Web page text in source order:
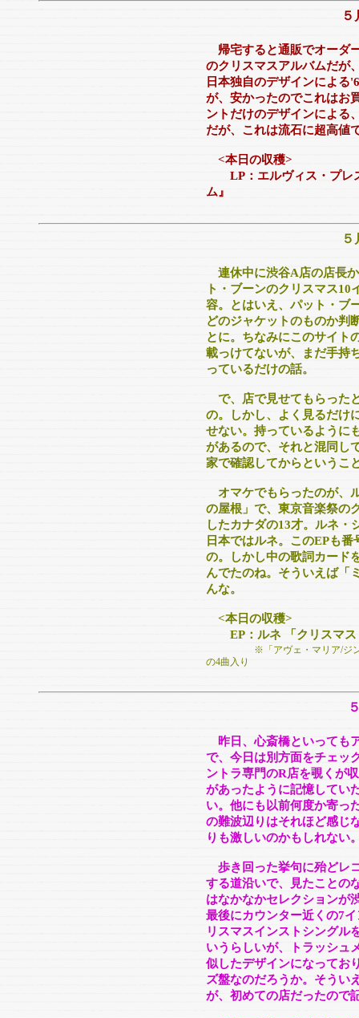
帰宅すると通販でオーダ
のクリスマスアルバムだが
日本独自のデザインによる
が、安かったのでこれはお
ントだけのデザインによる
だが、これは流石に超高値
<本日の収穫>
LP：エルヴィス・プレ
ム』
連休中に渋谷A店の店長
ト・ブーンのクリスマス
容。とはいえ、パット・ブ
どのジャケットのものか判
とに。ちなみにこのサイト
載っけてないが、まだ手持
っているだけの話。
で、店で見せてもらった
の。しかし、よく見るだけ
せない。持っているように
があるので、それと混同し
家で確認してからというこ
オマケでもらったのが、
の屋根」で、東京音楽祭の
したカナダの13才。ルネ・
日本ではルネ。このEPも
の。しかし中の歌詞カード
んでたのね。そういえば「
んな。
<本日の収穫>
EP：ルネ 「クリスマス
※「アヴェ・マリア/ジ
の4曲入り
昨日、心斎橋といっても
で、今日は別方面をチェッ
ントラ専門のR店を覗くが
があったように記憶してい
い。他にも以前何度か寄っ
の難波辺りはそれほど感じ
りも激しいのかもしれない
歩き回った挙句に殆どレ
する道沿いで、見たことの
はなかなかセレクションが
最後にカウンター近くの7
リスマスインストシングル
いうらしいが、トラッシュ
似したデザインになってお
ズ盤なのだろうか。そうい
が、初めての店だったので